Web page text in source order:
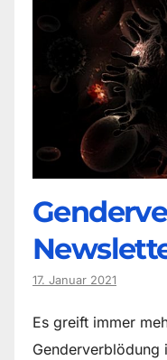
17. Januar 2021
Es greift immer
Genderverblödung